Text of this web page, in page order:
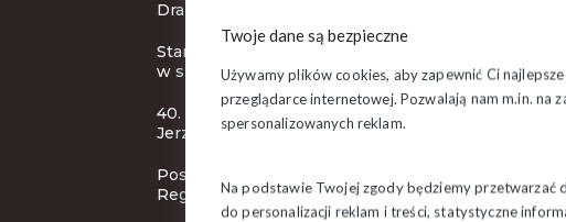
Twoje dane są bezpieczne
Używamy plików cookies, aby zapewnić Ci
przeglądarce internetowej. Pozwalają nam m.in.
spersonalizowanych reklam.
Na podstawie Twojej zgody będziemy przetwarzać
do personalizacji reklam i treści, statystyczne
Drapieżny Zielony (Nie)Ład
Stanowisko Prezydium ZR
w sprawie Cargo
40. rocznica śmierci bł. ks.
Jerzego Popiełuszki
Posiedzenie Zarządu
Regionu